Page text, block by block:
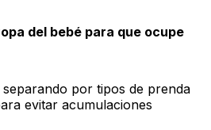
del bebé para que ocupe
por tipos de prenda
evitar acumulaciones